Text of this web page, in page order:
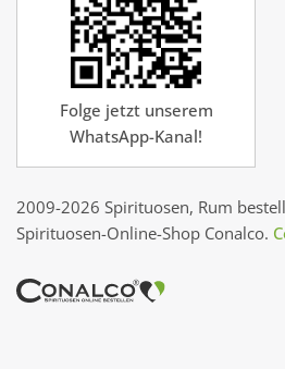
Folge jetzt unserem
WhatsApp-Kanal!
2009-2026 Spirituosen, Rum
Spirituosen-Online-Shop Conalco.